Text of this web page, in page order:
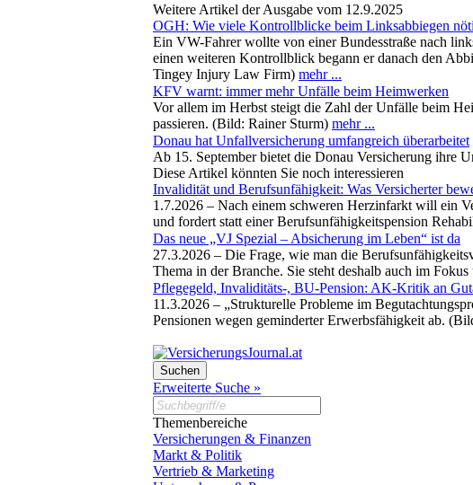
Weitere Artikel der Ausgabe vom 12.9.2025
OGH: Wie viele Kontrollblicke beim Linksabbiegen
Ein VW-Fahrer wollte von einer Bundesstraße nach
einen weiteren Kontrollblick begann er danach den
Tingey Injury Law Firm) mehr ...
KFV warnt: immer mehr Unfälle beim Heimwerken
Vor allem im Herbst steigt die Zahl der Unfälle beim
passieren. (Bild: Rainer Sturm) mehr ...
Donau hat Unfallversicherung umfangreich überarbeitet
Ab 15. September bietet die Donau Versicherung ihre
Diese Artikel könnten Sie noch interessieren
Invalidität und Berufsunfähigkeit: Was Versicherter
1.7.2026 – Nach einem schweren Herzinfarkt will ein
und fordert statt einer Berufsunfähigkeitspension
Das neue „VJ Spezial – Absicherung im Leben“ ist da
27.3.2026 – Die Frage, wie man die
Thema in der Branche. Sie steht deshalb auch im
Pflegegeld, Invaliditäts-, BU-Pension: AK-Kritik an
11.3.2026 – „Strukturelle Probleme im
Pensionen wegen geminderter Erwerbsfähigkeit ab.
Erweiterte Suche »
Themenbereiche
Versicherungen & Finanzen
Markt & Politik
Vertrieb & Marketing